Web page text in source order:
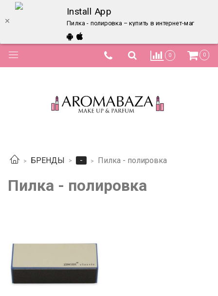
Install App
Пилка - полировка – купить в интернет-магазине
0 0
БРЕНДЫ - Пилка - полировка
Пилка - полировка